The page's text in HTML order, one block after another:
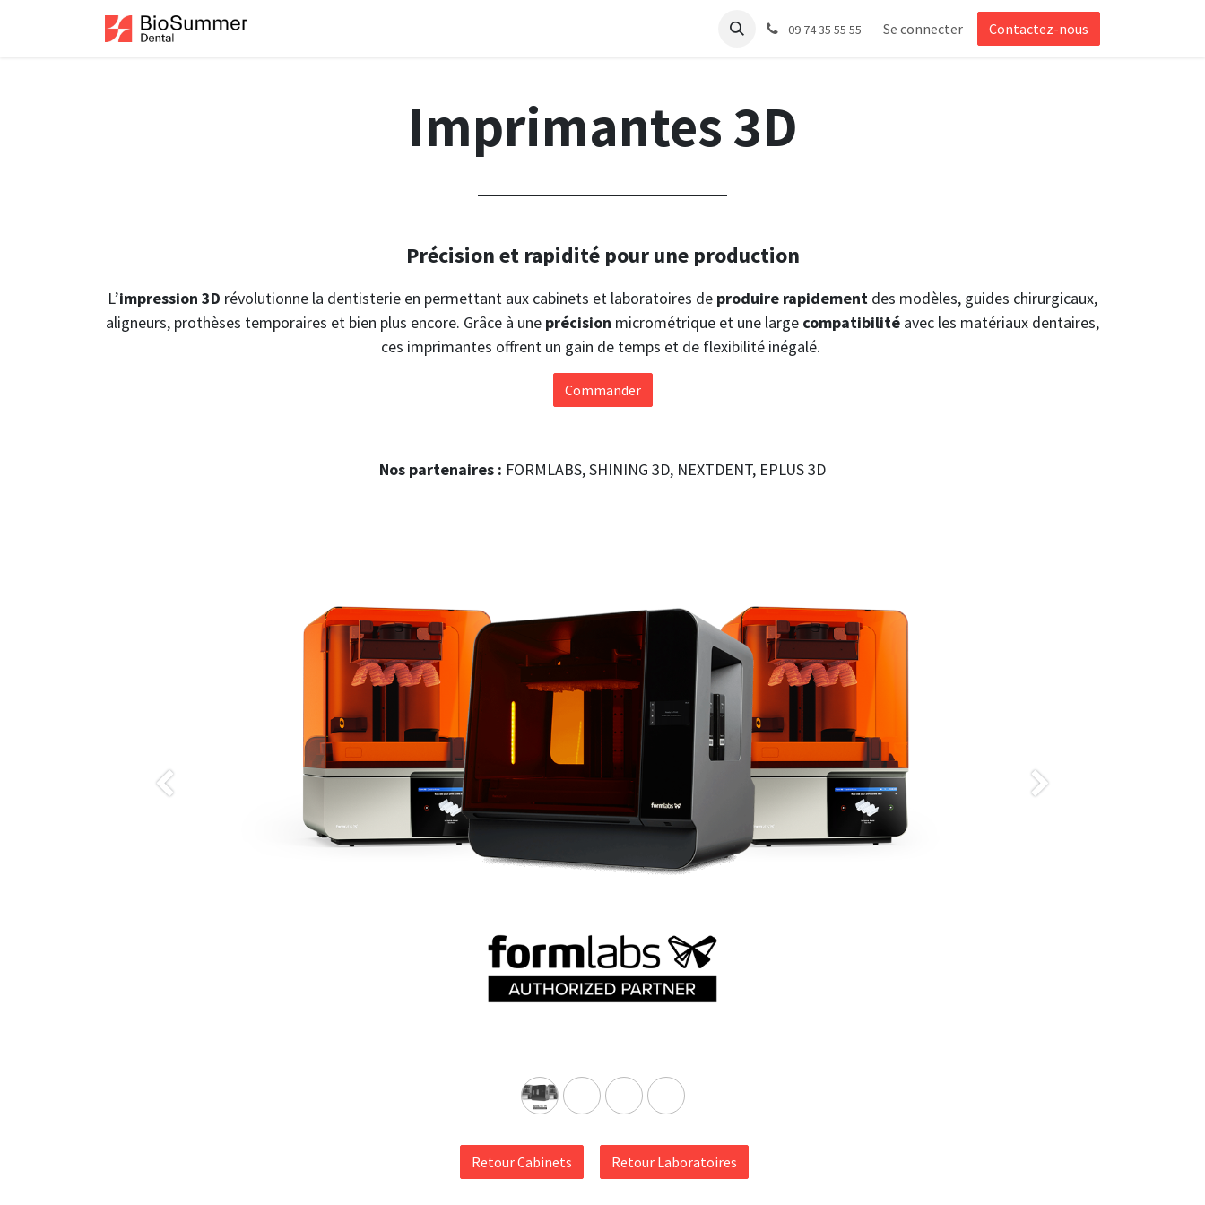
Support09 74 35 55 55 Se connecter Contactez-nous
Imprimantes 3D
Précision et rapidité pour une production
L’impression 3D révolutionne la dentisterie en permettant aux cabinets et laboratoires de produire rapidement des modèles, guides chirurgicaux,
aligneurs, prothèses temporaires et bien plus encore. Grâce à une précision micrométrique et une large compatibilité avec les matériaux dentaires,
ces imprimantes offrent un gain de temps et de flexibilité inégalé.
Commander
Nos partenaires : FORMLABS, SHINING 3D, NEXTDENT, EPLUS 3D
Précedent Suivant
Retour Cabinets Retour Laboratoires